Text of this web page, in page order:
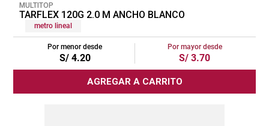
MULTITOP
TARFLEX 120G 2.0 M ANCHO BLANCO
metro lineal
Por menor desde
S/ 4.20
Por mayor desde
S/ 3.70
AGREGAR A CARRITO